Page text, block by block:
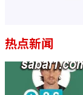
热点新闻